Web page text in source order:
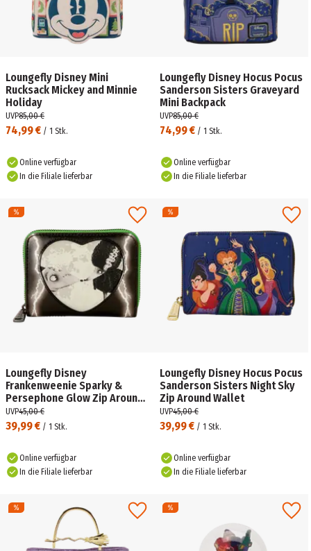
Loungefly Disney Mini
Rucksack Mickey and Minnie
Holiday
74,99 € / 1 Stk.
UVP85,00 €
Online verfügbar
In die Filiale lieferbar
Loungefly Disney Hocus Pocus
Sanderson Sisters Graveyard
Mini Backpack
74,99 € / 1 Stk.
UVP85,00 €
Online verfügbar
In die Filiale lieferbar
Loungefly Disney
Frankenweenie Sparky &
Persephone Glow Zip Around
Wallet
39,99 € / 1 Stk.
UVP45,00 €
Online verfügbar
In die Filiale lieferbar
Loungefly Disney Hocus Pocus
Sanderson Sisters Night Sky
Zip Around Wallet
39,99 € / 1 Stk.
UVP45,00 €
Online verfügbar
In die Filiale lieferbar